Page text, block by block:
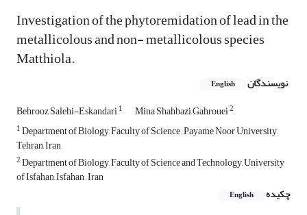
Investigation of the phytoremidation of lead in the
metallicolous and non- metallicolous species
Matthiola.
نویسندگان English
Behrooz Salehi-Eskandari1 Mina Shahbazi Gahrouei2
1Department of Biology, Faculty of Science , Payame Noor University,
Tehran, Iran
2Department of Biology, Faculty of Science and Technology, University
of Isfahan, Isfahan , Iran
چکیده
English